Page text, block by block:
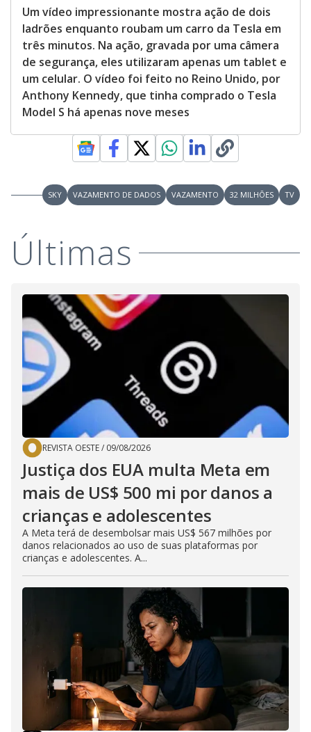
Um vídeo impressionante mostra ação de dois
ladrões enquanto roubam um carro da Tesla em
três minutos. Na ação, gravada por uma câmera
de segurança, eles utilizaram apenas um tablet e
um celular. O vídeo foi feito no Reino Unido, por
Anthony Kennedy, que tinha comprado o Tesla
Model S há apenas nove meses
SKY VAZAMENTO DE DADOS VAZAMENTO 32 MILHÕES TV
Últimas
REVISTA OESTE/ 09/08/2026
Justiça dos EUA multa Meta em
mais de US$ 500 mi por danos a
crianças e adolescentes
A Meta terá de desembolsar mais US$ 567 milhões por
danos relacionados ao uso de suas plataformas por
crianças e adolescentes. A...